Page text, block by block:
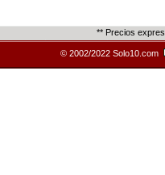
** Precios
© 2002/2022 Solo10.com